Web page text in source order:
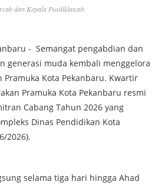
dan Kepala Pusdiklatcab.
- Semangat pengabdian dan
generasi muda kembali menggelora
Kota Pekanbaru. Kwartir
Pramuka Kota Pekanbaru resmi
Cabang Tahun 2026 yang
Dinas Pendidikan Kota
2026).
selama tiga hari hingga Ahad